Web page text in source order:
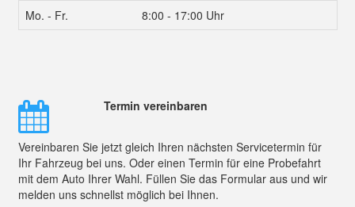
Mo. - Fr.
8:00 - 17:00 Uhr
Termin vereinbaren
Vereinbaren Sie jetzt gleich Ihren nächsten Servicetermin für
Ihr Fahrzeug bei uns. Oder einen Termin für eine Probefahrt
mit dem Auto Ihrer Wahl. Füllen Sie das Formular aus und wir
melden uns schnellst möglich bei Ihnen.